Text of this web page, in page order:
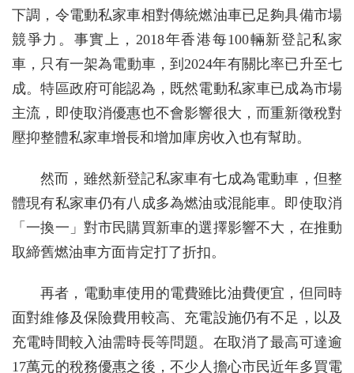
下調，令電動私家車相對傳統燃油車已足夠具備市場
競爭力。事實上，2018年香港每100輛新登記私家
車，只有一架為電動車，到2024年有關比率已升至七
成。特區政府可能認為，既然電動私家車已成為市場
主流，即使取消優惠也不會影響很大，而重新徵稅對
壓抑整體私家車增長和增加庫房收入也有幫助。
然而，雖然新登記私家車有七成為電動車，但整
體現有私家車仍有八成多為燃油或混能車。即使取消
「一換一」對市民購買新車的選擇影響不大，在推動
取締舊燃油車方面肯定打了折扣。
再者，電動車使用的電費雖比油費便宜，但同時
面對維修及保險費用較高、充電設施仍有不足，以及
充電時間較入油需時長等問題。在取消了最高可達逾
17萬元的稅務優惠之後，不少人擔心市民近年多買電